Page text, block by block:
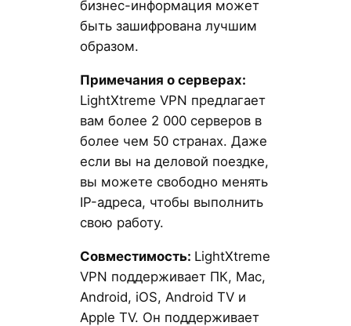
бизнес-информация может
быть зашифрована лучшим
образом.
Примечания о серверах:
LightXtreme VPN предлагает
вам более 2 000 серверов в
более чем 50 странах. Даже
если вы на деловой поездке,
вы можете свободно менять
IP-адреса, чтобы выполнить
свою работу.
Совместимость: LightXtreme
VPN поддерживает ПК, Mac,
Android, iOS, Android TV и
Apple TV. Он поддерживает